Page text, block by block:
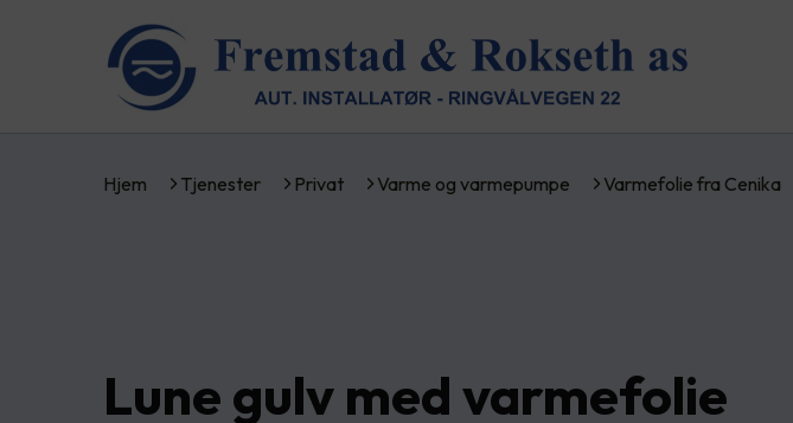
Hjem Tjenester Privat Varme og varmepumpe Varmefolie fra Cenika
Lune gulv med varmefolie